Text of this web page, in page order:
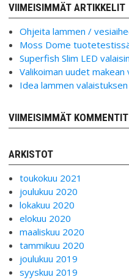
VIIMEISIMMÄT ARTIKKELIT
Ohjeita lammen /
Moss Dome
Superfish Slim LED
Valikoiman uudet
Idea lammen
VIIMEISIMMÄT KOMMENTIT
ARKISTOT
toukokuu 2021
joulukuu 2020
lokakuu 2020
elokuu 2020
maaliskuu 2020
tammikuu 2020
joulukuu 2019
syyskuu 2019